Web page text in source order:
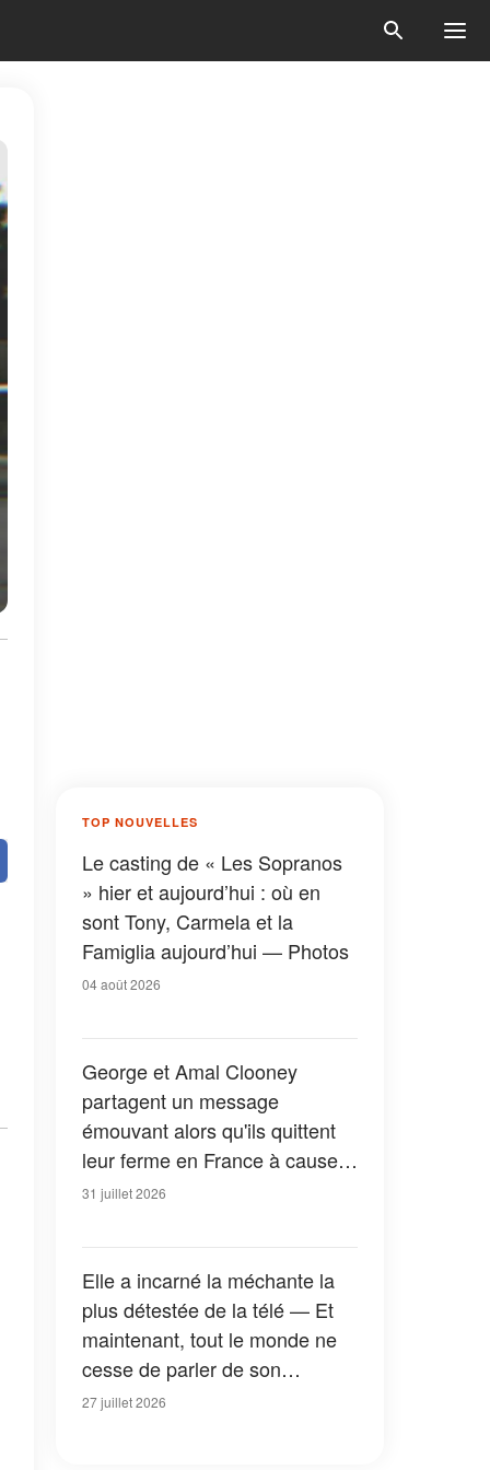
TOP NOUVELLES
Le casting de « Les Sopranos
» hier et aujourd’hui : où en
sont Tony, Carmela et la
Famiglia aujourd’hui — Photos
04 août 2026
George et Amal Clooney
partagent un message
émouvant alors qu'ils quittent
leur ferme en France à cause
des feux de forêt — Tous les
31 juillet 2026
Elle a incarné la méchante la
plus détestée de la télé — Et
maintenant, tout le monde ne
cesse de parler de son
apparition dans la nouvelle
27 juillet 2026